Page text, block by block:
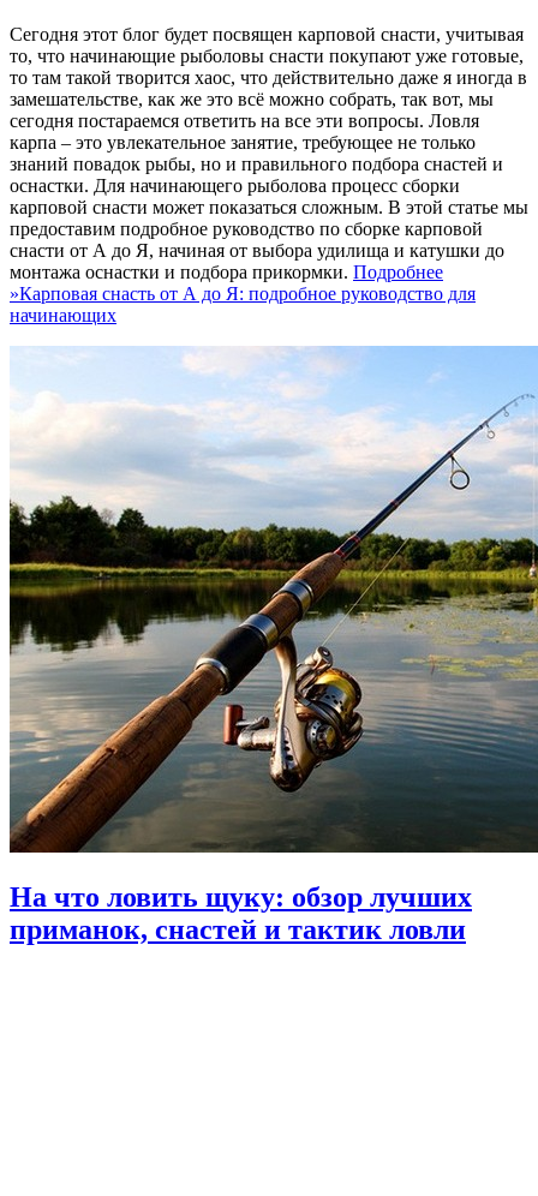
Сегодня этот блог будет посвящен карповой снасти, учитывая
то, что начинающие рыболовы снасти покупают уже готовые,
то там такой творится хаос, что действительно даже я иногда в
замешательстве, как же это всё можно собрать, так вот, мы
сегодня постараемся ответить на все эти вопросы. Ловля
карпа – это увлекательное занятие, требующее не только
знаний повадок рыбы, но и правильного подбора снастей и
оснастки. Для начинающего рыболова процесс сборки
карповой снасти может показаться сложным. В этой статье мы
предоставим подробное руководство по сборке карповой
снасти от А до Я, начиная от выбора удилища и катушки до
монтажа оснастки и подбора прикормки. Подробнее
»Карповая снасть от А до Я: подробное руководство для
начинающих
На что ловить щуку: обзор лучших
приманок, снастей и тактик ловли